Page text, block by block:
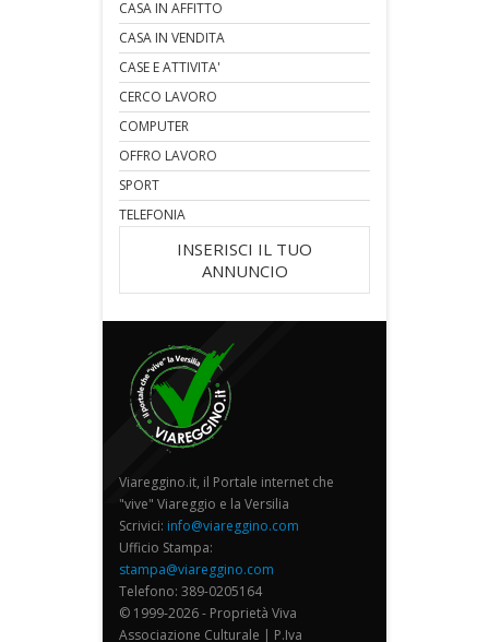
CASA IN AFFITTO
CASA IN VENDITA
CASE E ATTIVITA'
CERCO LAVORO
COMPUTER
OFFRO LAVORO
SPORT
TELEFONIA
INSERISCI IL TUO
ANNUNCIO
Viareggino.it, il Portale internet che
"vive" Viareggio e la Versilia
Scrivici: info@viareggino.com
Ufficio Stampa:
stampa@viareggino.com
Telefono: 389-0205164
© 1999-2026 - Proprietà Viva
Associazione Culturale | P.Iva